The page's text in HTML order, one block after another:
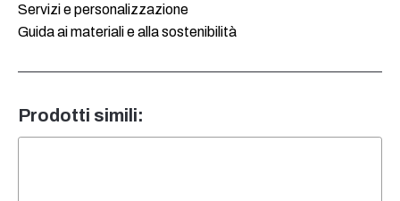
Servizi e personalizzazione
Guida ai materiali e alla sostenibilità
Prodotti simili: